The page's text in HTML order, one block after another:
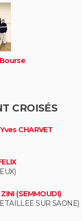
CROISÉS
CHARVET
(SEMMOUDI)
SUR SAONE)